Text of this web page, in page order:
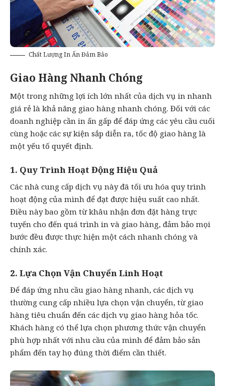
Chất Lượng In Ấn Đảm Bảo
Giao Hàng Nhanh Chóng
Một trong những lợi ích lớn nhất của dịch vụ in nhanh
giá rẻ là khả năng giao hàng nhanh chóng. Đối với các
doanh nghiệp cần in ấn gấp để đáp ứng các yêu cầu cuối
cùng hoặc các sự kiện sắp diễn ra, tốc độ giao hàng là
một yếu tố quyết định.
1. Quy Trình Hoạt Động Hiệu Quả
Các nhà cung cấp dịch vụ này đã tối ưu hóa quy trình
hoạt động của mình để đạt được hiệu suất cao nhất.
Điều này bao gồm từ khâu nhận đơn đặt hàng trực
tuyến cho đến quá trình in và giao hàng, đảm bảo mọi
bước đều được thực hiện một cách nhanh chóng và
chính xác.
2. Lựa Chọn Vận Chuyển Linh Hoạt
Để đáp ứng nhu cầu giao hàng nhanh, các dịch vụ
thường cung cấp nhiều lựa chọn vận chuyển, từ giao
hàng tiêu chuẩn đến các dịch vụ giao hàng hỏa tốc.
Khách hàng có thể lựa chọn phương thức vận chuyển
phù hợp nhất với nhu cầu của mình để đảm bảo sản
phẩm đến tay họ đúng thời điểm cần thiết.